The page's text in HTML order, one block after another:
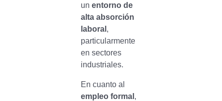
un entorno de
alta absorción
laboral ,
particularmente
en sectores
industriales.
En cuanto al
empleo formal ,